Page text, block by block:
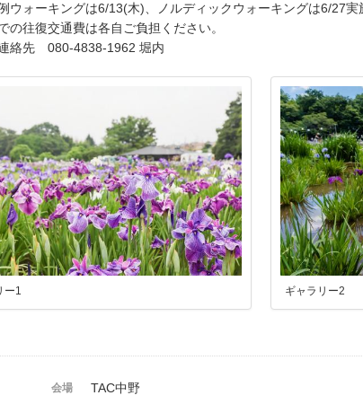
ウォーキングは6/13(木)、ノルディックウォーキングは6/27実
の往復交通費は各自ご負担ください。
連絡先 080-4838-1962 堀内
ー1
ギャラリー2
会場 TAC中野